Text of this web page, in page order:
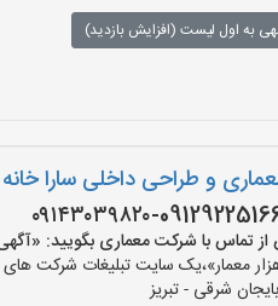
به اول لیست (افزایش بازدید)
و طراحی داخلی سارا
۰۹۱۴۳۰۳۹۸۲۰
تماس با شرکت معماری بگویید: «آگهی شما را
معمار»،یک سایت تبلیغات شرکت
شرقی - تبریز